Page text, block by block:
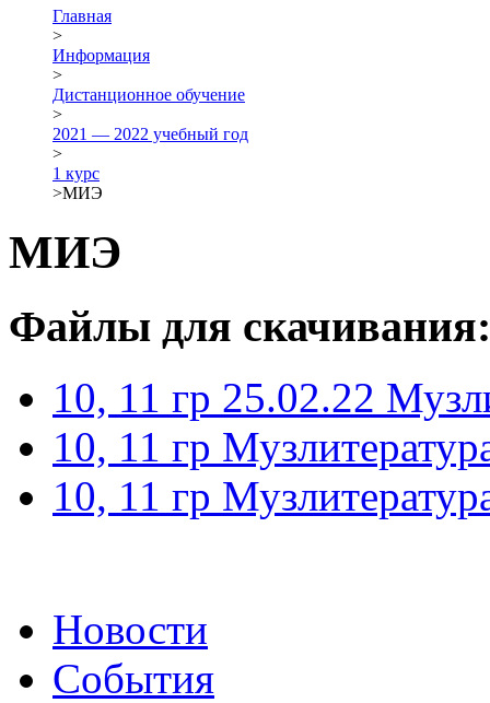
Главная
>
Информация
>
Дистанционное обучение
>
2021 — 2022 учебный год
>
1 курс
>МИЭ
МИЭ
Файлы для скачивания:
10, 11 гр 25.02.22
10, 11 гр
10, 11 гр
Новости
События